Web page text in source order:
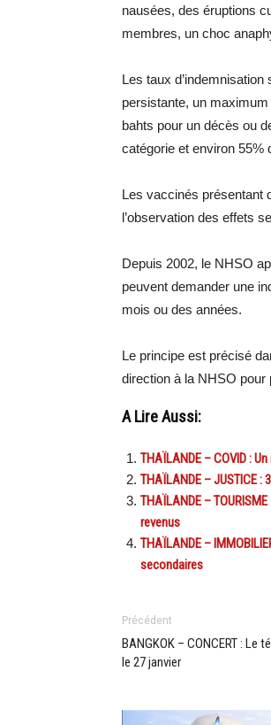
nausées, des éruptions
membres, un choc
Les taux
persistante, un
bahts pour un décès ou
catégorie et environ 55%
Les vaccinés présentant
l’observation des effets
Depuis 2002, le NHSO
peuvent demander une
mois ou des années.
Le principe est précisé
direction à la NHSO
A Lire Aussi:
THAÏLANDE – COVID :
THAÏLANDE – JUSTICE
THAÏLANDE –
revenus
THAÏLANDE –
secondaires
Précédent
BANGKOK – CONCERT : Le
le 27 janvier